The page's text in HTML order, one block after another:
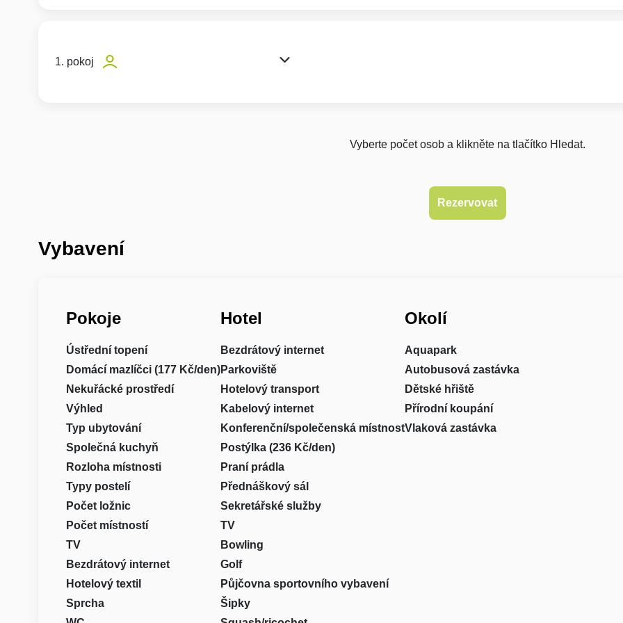
1. pokoj
Vyberte počet osob a klikněte na tlačítko Hledat.
Vybavení
Pokoje
Ústřední topení
Domácí mazlíčci (177 Kč/den)
Nekuřácké prostředí
Výhled
Typ ubytování
Společná kuchyň
Rozloha místnosti
Typy postelí
Počet ložnic
Počet místností
TV
Bezdrátový internet
Hotelový textil
Sprcha
Hotel
Bezdrátový internet
Parkoviště
Hotelový transport
Kabelový internet
Konferenční/společenská místnost
Postýlka (236 Kč/den)
Praní prádla
Přednáškový sál
Sekretářské služby
TV
Bowling
Golf
Půjčovna sportovního vybavení
Šipky
Okolí
Aquapark
Autobusová zastávka
Dětské hřiště
Přírodní koupání
Vlaková zastávka